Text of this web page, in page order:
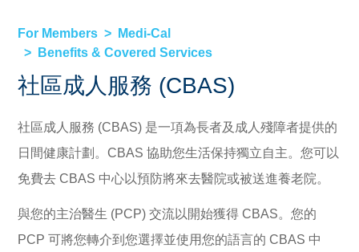
For Members
Medi-Cal
Benefits & Covered Services
社區成人服務 (CBAS)
社區成人服務 (CBAS) 是一項為長者及成人殘障者提供的
日間健康計劃。CBAS 協助您生活保持獨立自主。您可以
免費去 CBAS 中心以預防將來去醫院或被送進養老院。
與您的主治醫生 (PCP) 交流以開始獲得 CBAS。您的
PCP 可將您轉介到您選擇並使用您的語言的 CBAS 中